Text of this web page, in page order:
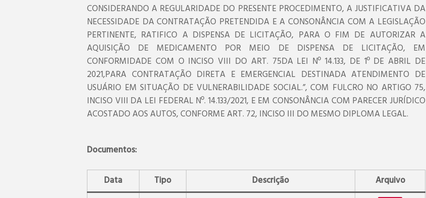
CONSIDERANDO A REGULARIDADE DO PRESENTE PROCEDIMENTO, A JUSTIFICATIVA DA
NECESSIDADE DA CONTRATAÇÃO PRETENDIDA E A CONSONÂNCIA COM A LEGISLAÇÃO
PERTINENTE, RATIFICO A DISPENSA DE LICITAÇÃO, PARA O FIM DE AUTORIZAR A
AQUISIÇÃO DE MEDICAMENTO POR MEIO DE DISPENSA DE LICITAÇÃO, EM
CONFORMIDADE COM O INCISO VIII DO ART. 75DA LEI Nº 14.133, DE 1º DE ABRIL DE
2021,PARA CONTRATAÇÃO DIRETA E EMERGENCIAL DESTINADA ATENDIMENTO DE
USUÁRIO EM SITUAÇÃO DE VULNERABILIDADE SOCIAL.”, COM FULCRO NO ARTIGO 75,
INCISO VIII DA LEI FEDERAL Nº. 14.133/2021, E EM CONSONÂNCIA COM PARECER JURÍDICO
ACOSTADO AOS AUTOS, CONFORME ART. 72, INCISO III DO MESMO DIPLOMA LEGAL.
Documentos:
Data Tipo Descrição Arquivo